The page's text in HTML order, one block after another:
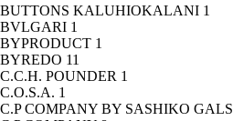
BUTTONS KALUHIOKALANI 1
BVLGARI 1
BYPRODUCT 1
BYREDO 11
C.C.H. POUNDER 1
C.O.S.A. 1
C.P COMPANY BY SASHIKO GALS